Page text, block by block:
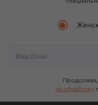
на обработку